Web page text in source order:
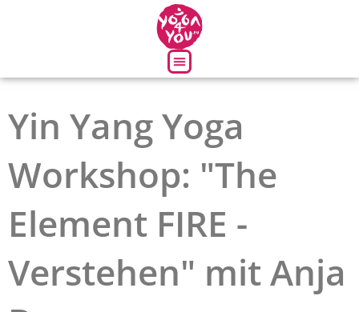
Yin Yang Yoga
Workshop: "The
Element FIRE -
Verstehen" mit Anja